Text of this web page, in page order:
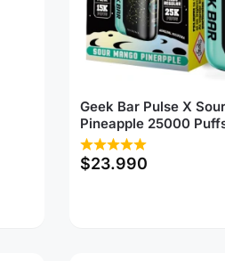
Geek Bar Pulse X
Pineapple 25000
$23.990